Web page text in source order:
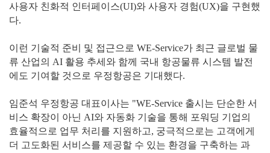
사용자 친화적 인터페이스(UI)와 사용자 경험(UX)을 구현했
다.
이런 기술적 준비 및 접근으로 WE-Service가 최근 글로벌 물
류 산업의 AI 활용 추세와 함께 국내 항공물류 시스템 발전
에도 기여할 것으로 우정항공은 기대했다.
임준석 우정항공 대표이사는 "WE-Service 출시는 단순한 서
비스 확장이 아닌 AI와 자동화 기술을 통해 포워딩 기업의
효율적으로 업무 처리를 지원하고, 궁극적으로는 고객에게
더 고도화된 서비스를 제공할 수 있는 환경을 구축하는 과